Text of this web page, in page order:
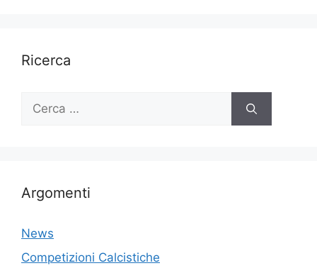
Ricerca
Ricerca
Argomenti
News
Competizioni Calcistiche